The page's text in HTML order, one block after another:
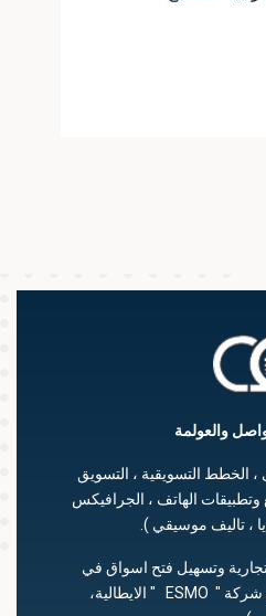
والعولمة
الخطط التسويقية ، التسويق
وتطبيقات الهاتف ، الجرافيكس
، تاليف موسيقي ).
وتسهيل فتح اسواق في
الاتحاد الاوروبي بالتعاون مع شركة " ESMO " الايطالية،